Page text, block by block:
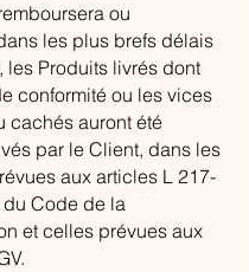
ou
les plus brefs délais
les Produits livrés dont
conformité ou les vices
cachés auront été
par le Client, dans les
aux articles L 217-
Code de la
et celles prévues aux